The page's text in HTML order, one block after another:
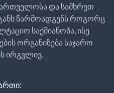
და სამხრეთ
წარმოადგენს როგორც
საქმიანობა, ისე
ორგანიზება საჯარო
ირგვლივ.